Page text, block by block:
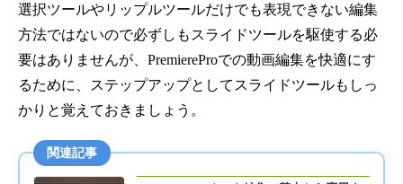
選択ツールやリップルツールだけでも表現できない編集
方法ではないので必ずしもスライドツールを駆使する必
要はありませんが、PremiereProでの動画編集を快適にす
るために、ステップアップとしてスライドツールもしっ
かりと覚えておきましょう。
関連記事